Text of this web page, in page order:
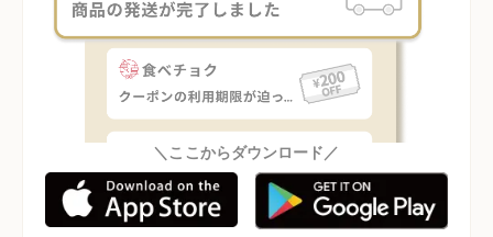
＼ここからダウンロード／